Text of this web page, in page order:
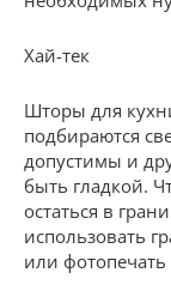
Хай-тек
Шторы для
подбираются
допустимы и
быть гладкой.
остаться в
использовать
или